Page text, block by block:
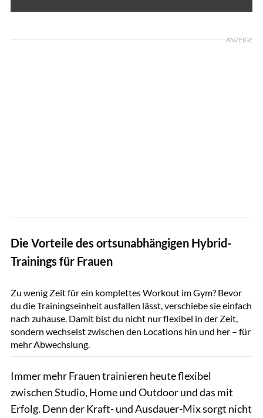
ANZEIGE
Die Vorteile des ortsunabhängigen Hybrid-
Trainings für Frauen
Zu wenig Zeit für ein komplettes Workout im Gym? Bevor
du die Trainingseinheit ausfallen lässt, verschiebe sie einfach
nach zuhause. Damit bist du nicht nur flexibel in der Zeit,
sondern wechselst zwischen den Locations hin und her – für
mehr Abwechslung.
Immer mehr Frauen trainieren heute flexibel
zwischen Studio, Home und Outdoor und das mit
Erfolg. Denn der Kraft- und Ausdauer-Mix sorgt nicht